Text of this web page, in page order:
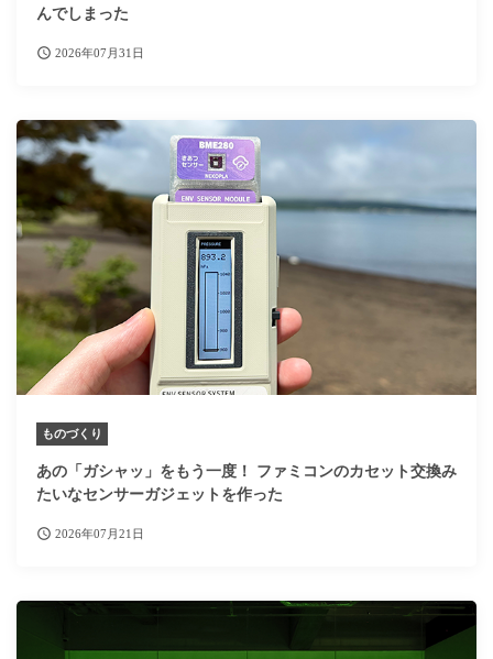
んでしまった
2026年07月31日
ものづくり
あの「ガシャッ」をもう一度！ ファミコンのカセット交換み
たいなセンサーガジェットを作った
2026年07月21日